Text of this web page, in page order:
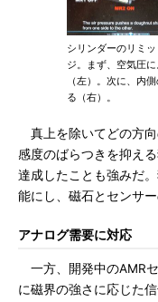
シリンダーのリミ
ジ。まず、空気圧
（左）。次に、内
る（右）。
真上を除いてどの方向
感度のばらつきを抑え
達成したことも強みだ
能にし、磁石とセンサ
アナログ需要に対応
一方、開発中のAMR
に磁界の強さに応じた